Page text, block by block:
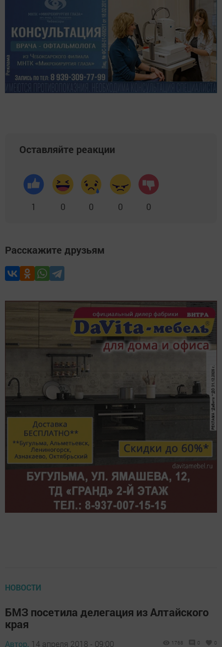
Оставляйте реакции
1 0 0 0 0
Расскажите друзьям
НОВОСТИ
БМЗ посетила делегация из Алтайского
края
Автор, 14 апреля 2018 - 09:00 1768 0 0